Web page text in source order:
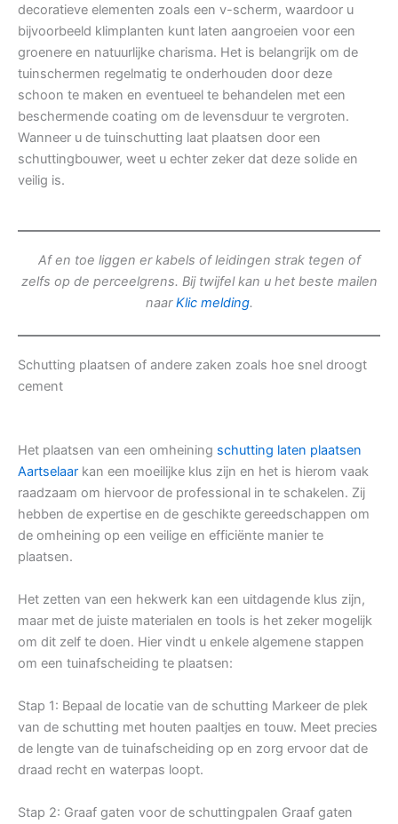
decoratieve elementen zoals een v-scherm, waardoor u
bijvoorbeeld klimplanten kunt laten aangroeien voor een
groenere en natuurlijke charisma. Het is belangrijk om de
tuinschermen regelmatig te onderhouden door deze
schoon te maken en eventueel te behandelen met een
beschermende coating om de levensduur te vergroten.
Wanneer u de tuinschutting laat plaatsen door een
schuttingbouwer, weet u echter zeker dat deze solide en
veilig is.
Af en toe liggen er kabels of leidingen strak tegen of
zelfs op de perceelgrens. Bij twijfel kan u het beste mailen
naarKlic melding.
Schutting plaatsen of andere zaken zoals hoe snel droogt
cement
Het plaatsen van een omheining schutting laten plaatsen
Aartselaar kan een moeilijke klus zijn en het is hierom vaak
raadzaam om hiervoor de professional in te schakelen. Zij
hebben de expertise en de geschikte gereedschappen om
de omheining op een veilige en efficiënte manier te
plaatsen.
Het zetten van een hekwerk kan een uitdagende klus zijn,
maar met de juiste materialen en tools is het zeker mogelijk
om dit zelf te doen. Hier vindt u enkele algemene stappen
om een tuinafscheiding te plaatsen:
Stap 1: Bepaal de locatie van de schutting Markeer de plek
van de schutting met houten paaltjes en touw. Meet precies
de lengte van de tuinafscheiding op en zorg ervoor dat de
draad recht en waterpas loopt.
Stap 2: Graaf gaten voor de schuttingpalen Graaf gaten